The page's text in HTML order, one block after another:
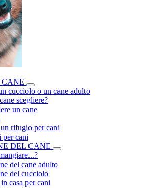
cucciolo o un cane adulto
scegliere?
un cane
rifugio per cani
per cani
DEL CANE
del cane adulto
del cucciolo
casa per cani